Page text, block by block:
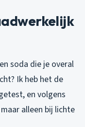
soda die je overal
Ik heb het de
en volgens
alleen bij lichte